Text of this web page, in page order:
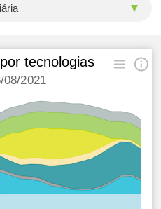
tecnologias
08/2021